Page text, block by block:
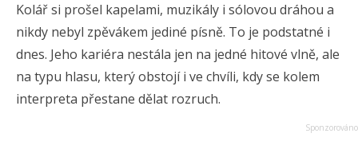
Kolář si prošel kapelami, muzikály i sólovou dráhou a
nikdy nebyl zpěvákem jediné písně. To je podstatné i
dnes. Jeho kariéra nestála jen na jedné hitové vlně, ale
na typu hlasu, který obstojí i ve chvíli, kdy se kolem
interpreta přestane dělat rozruch.